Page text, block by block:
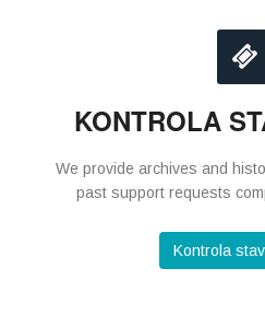
KONTROLA
We provide archives and
past support requests
Kontrola